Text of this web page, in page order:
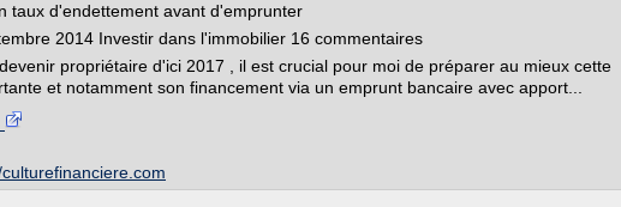
taux d'endettement avant d'emprunter
2014 Investir dans l'immobilier 16 commentaires
propriétaire d'ici 2017 , il est crucial pour moi de préparer au mieux cette
et notamment son financement via un emprunt bancaire avec apport...